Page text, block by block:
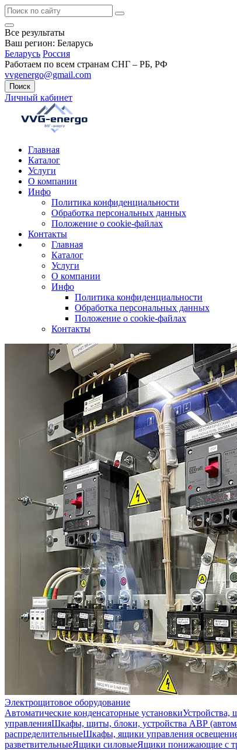
Все результаты
Ваш регион: Беларусь
Беларусь Россия
Работаем по всем странам СНГ – РБ, РФ
vvgenergo@gmail.com
Поиск
Личный кабинет
Главная
Каталог
Услуги
О компании
Инфо
Политика конфиденциальности
Обработка персональных данных
Положение о cookie-файлах
Контакты
Главная
Каталог
Услуги
О компании
Инфо
Политика конфиденциальности
Обработка персональных данных
Положение о cookie-файлах
Контакты
Электрощитовое оборудование
Автоматические конденсаторные установкиУстройства,
управленияШкафы, щиты, блоки, устройства АВР
распределительныеШкафы, ящики управления
разветвительныеЯщики силовыеЯщики понижающие с